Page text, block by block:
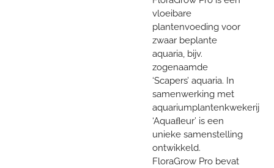
vloeibare
plantenvoeding voor
zwaar beplante
aquaria, bijv.
zogenaamde
‘Scapers’ aquaria. In
samenwerking met
aquariumplantenkwekerij
‘Aquaﬂeur’ is een
unieke samenstelling
ontwikkeld.
FloraGrow Pro bevat